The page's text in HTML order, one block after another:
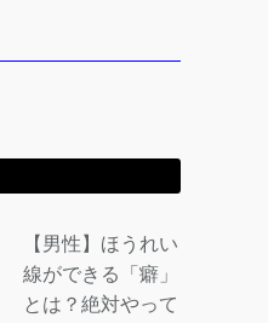
【男性】ほうれい
線ができる「癖」
とは？絶対やって